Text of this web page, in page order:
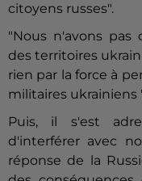
citoyens russes".
"Nous n'avons pas
des territoires
rien par la force à
militaires ukrainiens
Puis, il s'est
d'interférer avec
réponse de la